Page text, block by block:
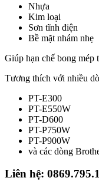
Nhựa
Kim loại
Sơn tĩnh điện
Bề mặt nhám nhẹ
Giúp hạn chế bong mép
Tương thích với nhiều
PT-E300
PT-E550W
PT-D600
PT-P750W
PT-P900W
và các dòng
Liên hệ: